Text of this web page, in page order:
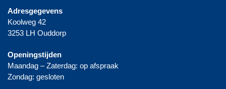
Adresgegevens
Koolweg 42
3253 LH Ouddorp
Openingstijden
Maandag – Zaterdag: op afspraak
Zondag: gesloten